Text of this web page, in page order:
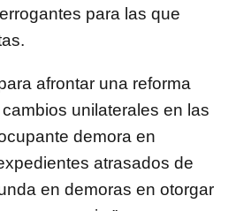
para las que
afrontar una reforma
unilaterales en las
demora en
atrasados de
en demoras en otorgar